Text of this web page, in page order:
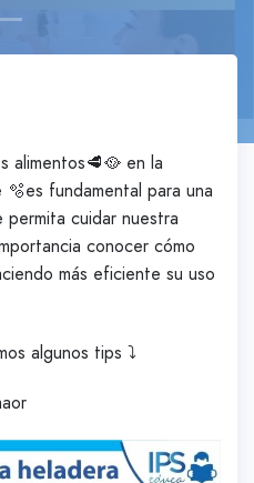
alimentos🥩🥘 en la
fundamental para una
cuidar nuestra
conocer cómo
más eficiente su uso
algunos tips ⤵️